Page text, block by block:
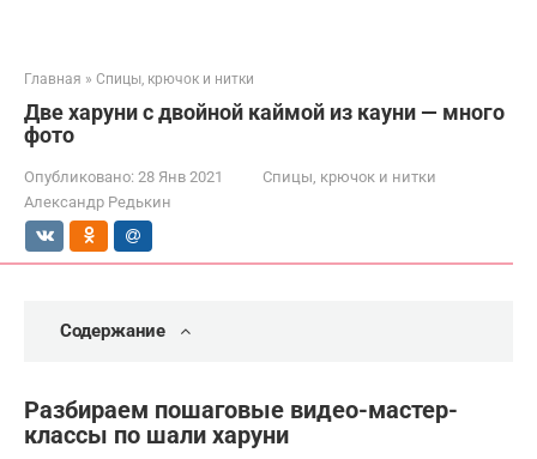
Главная » Спицы, крючок и нитки
Две харуни с двойной каймой из кауни — много
фото
Опубликовано: 28 Янв 2021
Спицы, крючок и нитки
Александр Редькин
Содержание
Разбираем пошаговые видео-мастер-
классы по шали харуни